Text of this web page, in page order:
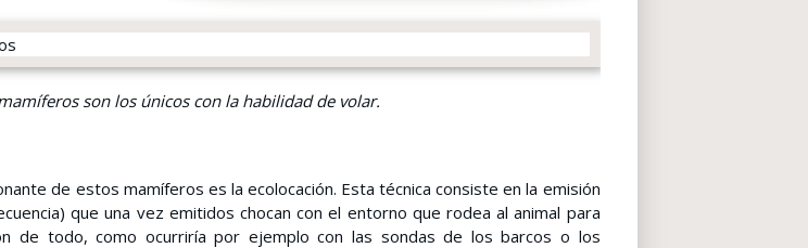
son los únicos con la habilidad de volar.
de estos mamíferos es la ecolocación. Esta técnica consiste en la emisión
que una vez emitidos chocan con el entorno que rodea al animal para
de todo, como ocurriría por ejemplo con las sondas de los barcos o los